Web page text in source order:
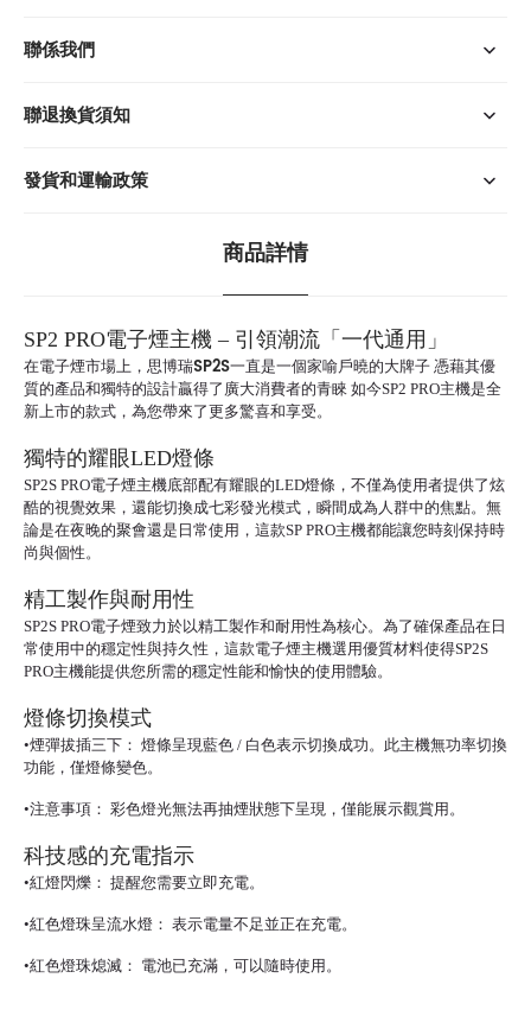
聯係我們
聯退換貨須知
發貨和運輸政策
商品詳情
SP2 PRO電子煙主機 – 引領潮流「一代通用」
在電子煙市場上，思博瑞SP2S一直是一個家喻戶曉的大牌子 憑藉其優
質的產品和獨特的設計贏得了廣大消費者的青睞 如今SP2 PRO主機是全
新上市的款式，為您帶來了更多驚喜和享受。
獨特的耀眼LED燈條
SP2S PRO電子煙主機底部配有耀眼的LED燈條，不僅為使用者提供了炫
酷的視覺效果，還能切換成七彩發光模式，瞬間成為人群中的焦點。無
論是在夜晚的聚會還是日常使用，這款SP PRO主機都能讓您時刻保持時
尚與個性。
精工製作與耐用性
SP2S PRO電子煙致力於以精工製作和耐用性為核心。為了確保產品在日
常使用中的穩定性與持久性，這款電子煙主機選用優質材料使得SP2S
PRO主機能提供您所需的穩定性能和愉快的使用體驗。
燈條切換模式
•煙彈拔插三下： 燈條呈現藍色 / 白色表示切換成功。此主機無功率切換
功能，僅燈條變色。
•注意事項： 彩色燈光無法再抽煙狀態下呈現，僅能展示觀賞用。
科技感的充電指示
•紅燈閃爍： 提醒您需要立即充電。
•紅色燈珠呈流水燈： 表示電量不足並正在充電。
•紅色燈珠熄滅： 電池已充滿，可以隨時使用。